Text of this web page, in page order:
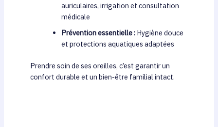
auriculaires, irrigation et consultation
médicale
Prévention essentielle :Hygiène douce
et protections aquatiques adaptées
Prendre soin de ses oreilles, c’est garantir un
confort durable et un bien-être familial intact.